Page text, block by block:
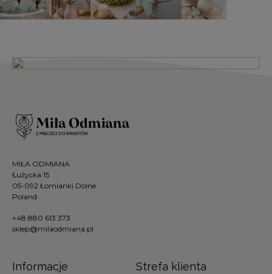
MIŁA ODMIANA
Łużycka 15
05-092 Łomianki Dolne
Poland
+48 880 613 373
sklep@milaodmiana.pl
Informacje Strefa klienta